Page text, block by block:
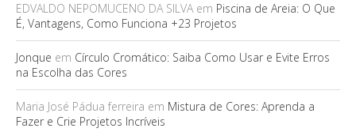
EDVALDO NEPOMUCENO DA SILVAem Piscina de Areia: O Que
É, Vantagens, Como Funciona +23 Projetos
Jonque em Círculo Cromático: Saiba Como Usar e Evite Erros
na Escolha das Cores
Maria José Pádua ferreira em Mistura de Cores: Aprenda a
Fazer e Crie Projetos Incríveis